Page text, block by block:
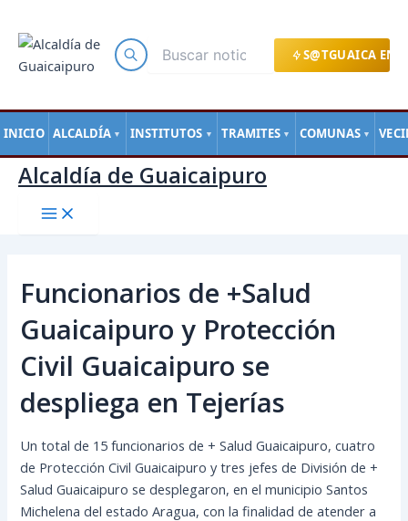
S@TGUAICA EN
INICIO ALCALDÍA ▼ INSTITUTOS ▼ TRAMITES ▼ COMUNAS ▼
contenido
Alcaldía de Guaicaipuro
Funcionarios de +Salud
Guaicaipuro y Protección
Civil Guaicaipuro se
despliega en Tejerías
Un total de 15 funcionarios de + Salud Guaicaipuro, cuatro
de Protección Civil Guaicaipuro y tres jefes de División de +
Salud Guaicaipuro se desplegaron, en el municipio Santos
Michelena del estado Aragua, con la finalidad de atender a
de
entradas